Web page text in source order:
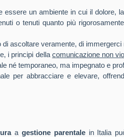
essere un ambiente in cui il dolore,
o tenuti quanto più
di ascoltare veramente, di immergerci
i principi della comunicazione non
né temporaneo, ma impegnato e
per abbracciare e elevare,
a gestione parentalein Italia